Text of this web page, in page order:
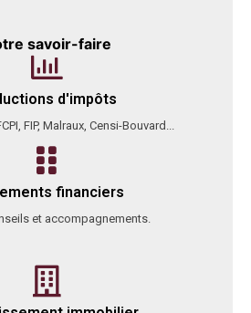
savoir-faire
d'impôts
FIP, Malraux, Censi-Bouvard...
financiers
et accompagnements.